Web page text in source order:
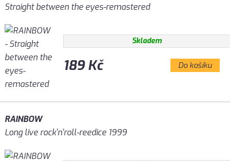
Straight between the eyes-remastered
Skladem
189 Kč Do košíku
RAINBOW
Long live rock'n'roll-reedice 1999